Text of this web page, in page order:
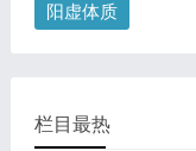
阳虚体质
栏目最热